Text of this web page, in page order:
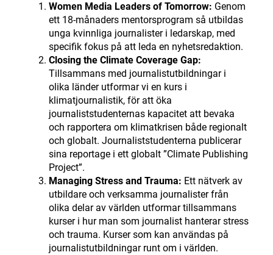
Women Media Leaders of Tomorrow: Genom
ett 18-månaders mentorsprogram så utbildas
unga kvinnliga journalister i ledarskap, med
specifik fokus på att leda en nyhetsredaktion.
Closing the Climate Coverage Gap:
Tillsammans med journalistutbildningar i
olika länder utformar vi en kurs i
klimatjournalistik, för att öka
journaliststudenternas kapacitet att bevaka
och rapportera om klimatkrisen både regionalt
och globalt. Journaliststudenterna publicerar
sina reportage i ett globalt ”Climate Publishing
Project”.
Managing Stress and Trauma: Ett nätverk av
utbildare och verksamma journalister från
olika delar av världen utformar tillsammans
kurser i hur man som journalist hanterar stress
och trauma. Kurser som kan användas på
journalistutbildningar runt om i världen.